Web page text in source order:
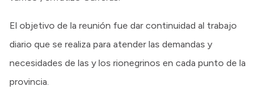
El objetivo de la reunión fue dar continuidad al trabajo
diario que se realiza para atender las demandas y
necesidades de las y los rionegrinos en cada punto de la
provincia.